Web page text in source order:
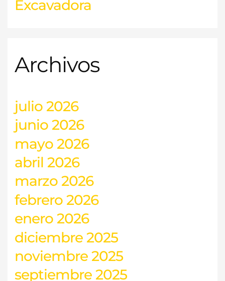
Excavadora
Archivos
julio 2026
junio 2026
mayo 2026
abril 2026
marzo 2026
febrero 2026
enero 2026
diciembre 2025
noviembre 2025
septiembre 2025